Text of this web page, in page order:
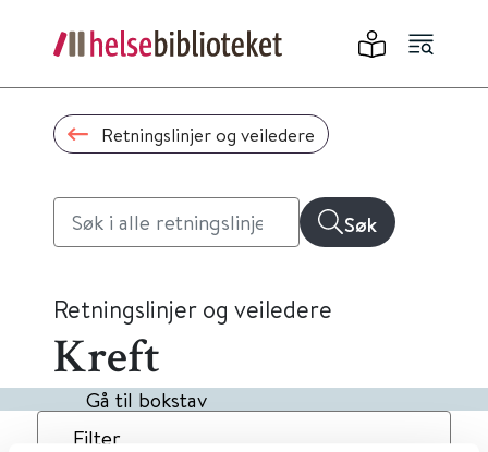
Retningslinjer og veiledere
Søk
Retningslinjer og veiledere
Kreft
Gå til bokstav
Filter